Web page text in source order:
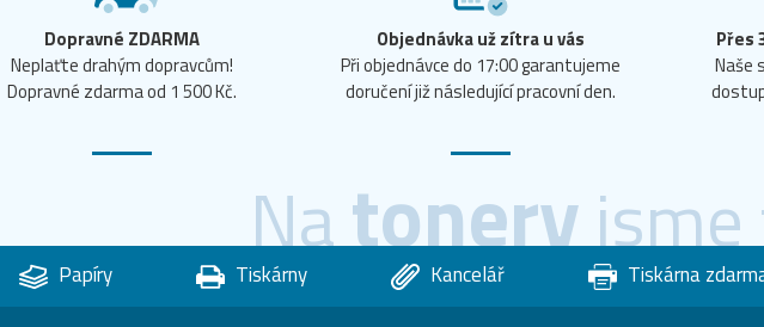
Dopravné ZDARMA
Neplaťte drahým dopravcům!
Dopravné zdarma od 1 500 Kč.
Objednávka už zítra u vás
Při objednávce do 17:00 garantujeme
doručení již následující pracovní den.
Přes
Naše
Natoneryjsme
Papíry Tiskárny Kancelář Tiskárna